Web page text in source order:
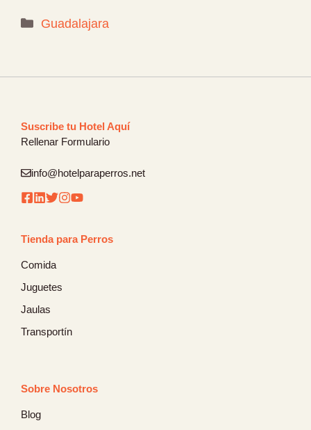
Categorías
Guadalajara
Suscribe tu Hotel Aquí
Rellenar Formulario
info@hotelparaperros.net
Tienda para Perros
Comida
Juguetes
Jaulas
Transportín
Sobre Nosotros
Blog